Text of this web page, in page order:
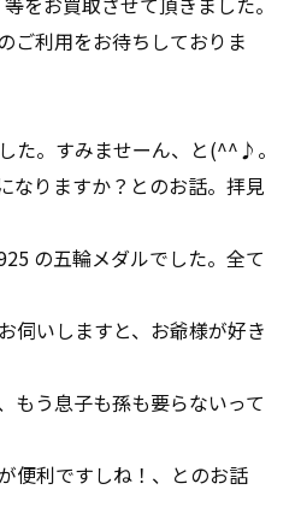
ご利用をお待ちしておりま
た。すみませーん、と(^^♪。
なりますか？とのお話。拝見
の五輪メダルでした。全て
伺いしますと、お爺様が好き
もう息子も孫も要らないって
便利ですしね！、とのお話